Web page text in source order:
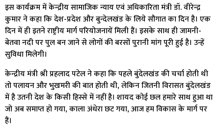
इस कार्यक्रम में केन्द्रीय सामाजिक न्याय एवं अधिकारिता मंत्री डॉ. वीरेन्द्र
कुमार ने कहा कि देश-प्रदेश और बुन्देलखंड के लिये सौगात का दिन है। एक
दिन में ही इतने राष्ट्रीय मार्ग परियोजनायें मिली हैं। इसके साथ ही जामनी-
बेतवा नदी पर पुल बन जाने से लोगों की बरसों पुरानी मांग पूरी हुई है। उन्हें
सुविधा मिलेगी।
केन्द्रीय मंत्री श्री प्रहलाद पटेल ने कहा कि पहले बुंदेलखंड की चर्चा होती थी
तो पलायन और भुखमरी की बात होती थी, लेकिन जितनी विरासत बुंदेलखंड
में है उतनी देश के किसी हिस्से में नहीं है। शायद कोई छल हमारे साथ हुआ था
जो अब समाप्त हो गया, काला अंधेरा छट गया, आज हम विकास के मार्ग पर
हैं।